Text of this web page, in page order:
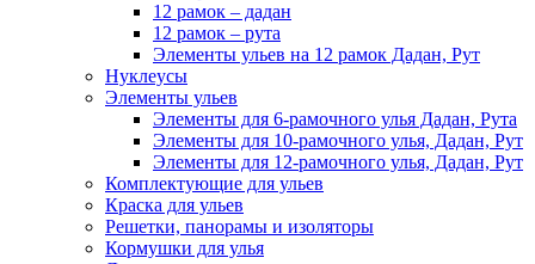
12 рамок – дадан
12 рамок – рута
Элементы ульев на 12 рамок Дадан, Рут
Нуклеусы
Элементы ульев
Элементы для 6-рамочного улья Дадан, Рута
Элементы для 10-рамочного улья, Дадан, Рут
Элементы для 12-рамочного улья, Дадан, Рут
Комплектующие для ульев
Краска для ульев
Решетки, панорамы и изоляторы
Кормушки для улья